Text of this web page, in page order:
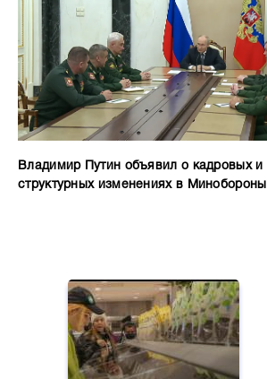
Владимир Путин объявил о кадровых и
структурных изменениях в Минобороны